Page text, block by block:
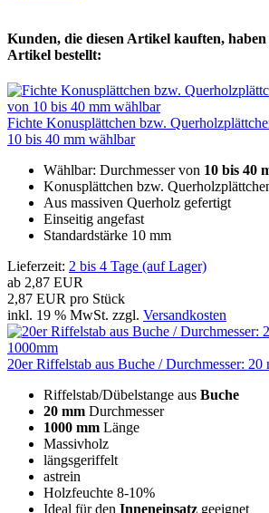
Kunden, die diesen Artikel kauften, haben
Artikel bestellt:
Fichte Konusplättchen bzw.
10 bis 40 mm wählbar
Wählbar: Durchmesser von 10 bis 40
Konusplättchen bzw.
Aus massiven Querholz gefertigt
Einseitig angefast
Standardstärke 10 mm
Lieferzeit: 2 bis 4 Tage (auf Lager)
ab 2,87 EUR
2,87 EUR pro Stück
inkl. 19 % MwSt. zzgl. Versandkosten
20er Riffelstab aus Buche / Durchmesser:
Riffelstab/Dübelstange aus Buche
20 mm Durchmesser
1000 mm Länge
Massivholz
längsgeriffelt
astrein
Holzfeuchte 8-10%
Ideal für den Inneneinsatz geeignet